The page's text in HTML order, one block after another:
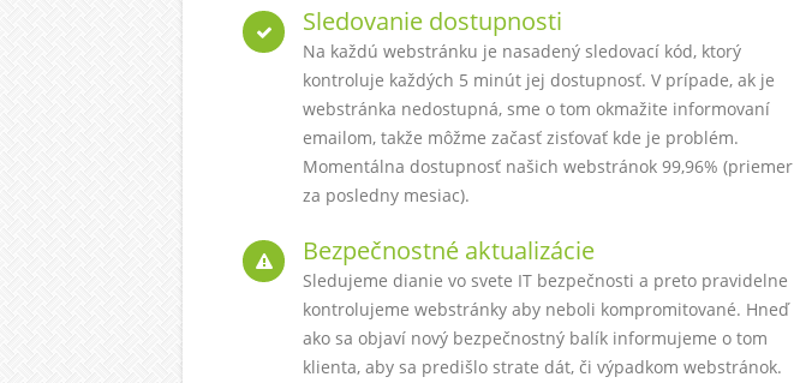
Sledovanie dostupnosti
Na každú webstránku je nasadený sledovací kód, ktorý
kontroluje každých 5 minút jej dostupnosť. V prípade, ak je
webstránka nedostupná, sme o tom okmažite informovaní
emailom, takže môžme začasť zisťovať kde je problém.
Momentálna dostupnosť našich webstránok 99,96% (priemer
za posledny mesiac).
Bezpečnostné aktualizácie
Sledujeme dianie vo svete IT bezpečnosti a preto pravidelne
kontrolujeme webstránky aby neboli kompromitované. Hneď
ako sa objaví nový bezpečnostný balík informujeme o tom
klienta, aby sa predišlo strate dát, či výpadkom webstránok.